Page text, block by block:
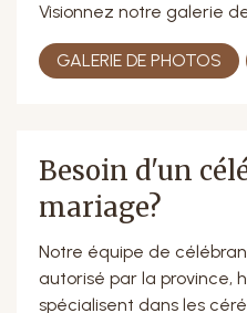
Visionnez notre galerie
GALERIE DE PHOTOS
Besoin d'un
mariage?
Notre équipe de
autorisé par la province,
spécialisent dans les